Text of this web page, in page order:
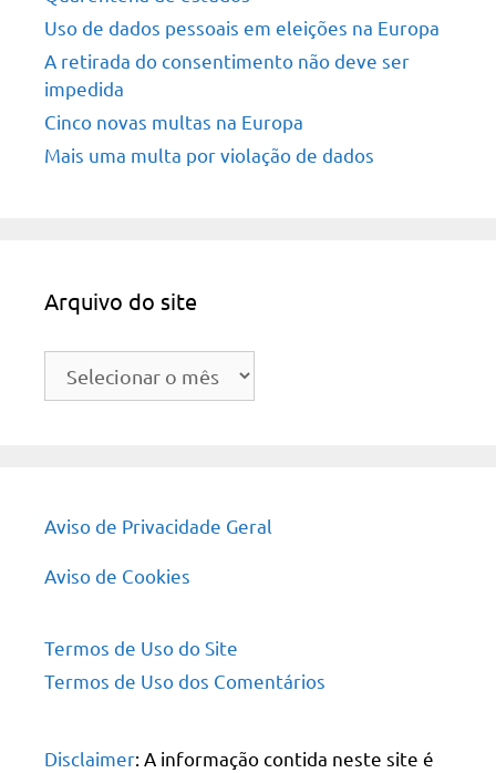
Uso de dados pessoais em eleições na Europa
A retirada do consentimento não deve ser
impedida
Cinco novas multas na Europa
Mais uma multa por violação de dados
Arquivo do site
Arquivo
Aviso de Privacidade Geral
Aviso de Cookies
Termos de Uso do Site
Termos de Uso dos Comentários
Disclaimer: A informação contida neste site é